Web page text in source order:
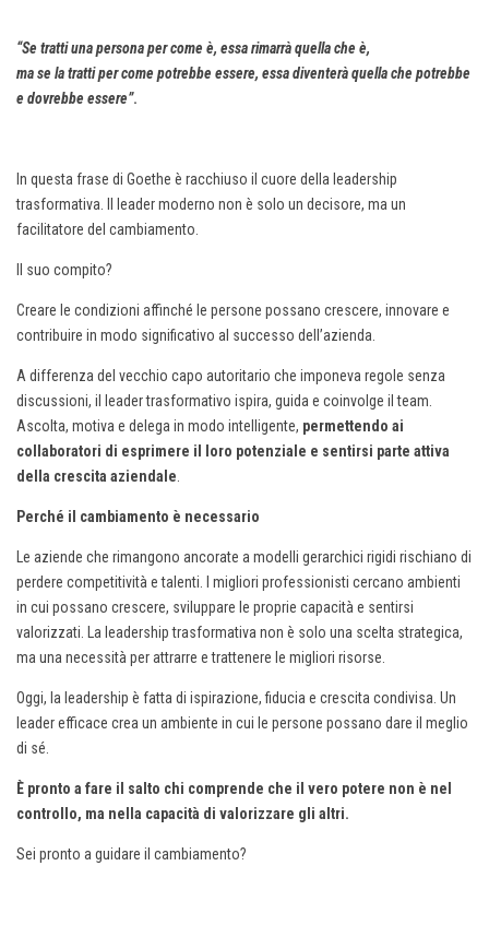
“Se tratti una persona per come è, essa rimarrà quella che è,
ma se la tratti per come potrebbe essere, essa diventerà quella che potrebbe
e dovrebbe essere”.
In questa frase di Goethe è racchiuso il cuore della leadership
trasformativa. Il leader moderno non è solo un decisore, ma un
facilitatore del cambiamento.
Il suo compito?
Creare le condizioni affinché le persone possano crescere, innovare e
contribuire in modo significativo al successo dell’azienda.
A differenza del vecchio capo autoritario che imponeva regole senza
discussioni, il leader trasformativo ispira, guida e coinvolge il team.
Ascolta, motiva e delega in modo intelligente, permettendo ai
collaboratori di esprimere il loro potenziale e sentirsi parte attiva
della crescita aziendale
Perché il cambiamento è necessario
Le aziende che rimangono ancorate a modelli gerarchici rigidi rischiano di
perdere competitività e talenti. I migliori professionisti cercano ambienti
in cui possano crescere, sviluppare le proprie capacità e sentirsi
valorizzati. La leadership trasformativa non è solo una scelta strategica,
ma una necessità per attrarre e trattenere le migliori risorse.
Oggi, la leadership è fatta di ispirazione, fiducia e crescita condivisa. Un
leader efficace crea un ambiente in cui le persone possano dare il meglio
di sé.
È pronto a fare il salto chi comprende che il vero potere non è nel
controllo, ma nella capacità di valorizzare gli altri.
Sei pronto a guidare il cambiamento?